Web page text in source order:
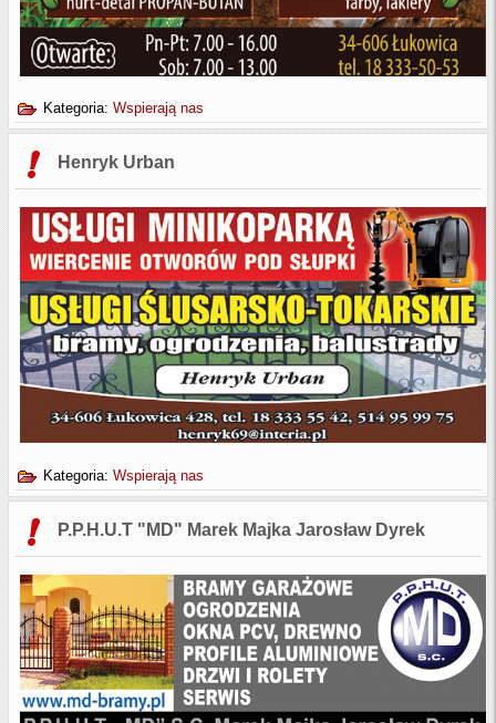
Kategoria:Wspierają nas
Henryk Urban
Kategoria:Wspierają nas
P.P.H.U.T "MD" Marek Majka Jarosław Dyrek